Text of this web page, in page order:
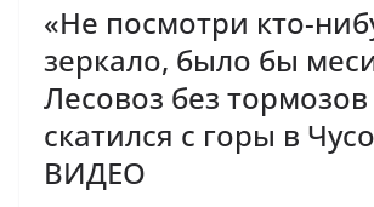
«Не посмотри кто-
зеркало, было бы
Лесовоз без тормозов
скатился с горы в
ВИДЕО